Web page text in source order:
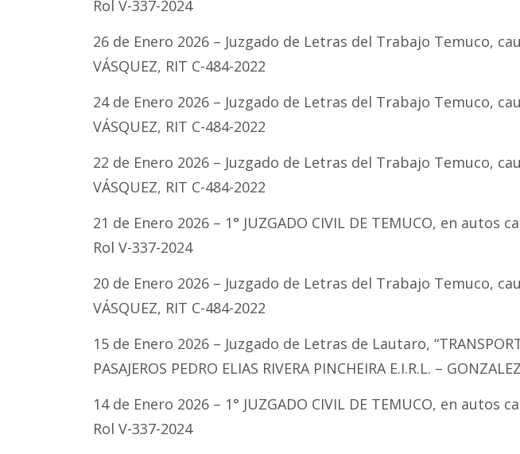
Rol V-337-2024
26 de Enero 2026 – Juzgado de Letras del Trabajo Temuco,
VÁSQUEZ, RIT C-484-2022
24 de Enero 2026 – Juzgado de Letras del Trabajo Temuco,
VÁSQUEZ, RIT C-484-2022
22 de Enero 2026 – Juzgado de Letras del Trabajo Temuco,
VÁSQUEZ, RIT C-484-2022
21 de Enero 2026 – 1° JUZGADO CIVIL DE TEMUCO, en autos
Rol V-337-2024
20 de Enero 2026 – Juzgado de Letras del Trabajo Temuco,
VÁSQUEZ, RIT C-484-2022
15 de Enero 2026 – Juzgado de Letras de Lautaro,
PASAJEROS PEDRO ELIAS RIVERA PINCHEIRA E.I.R.L. –
14 de Enero 2026 – 1° JUZGADO CIVIL DE TEMUCO, en autos
Rol V-337-2024